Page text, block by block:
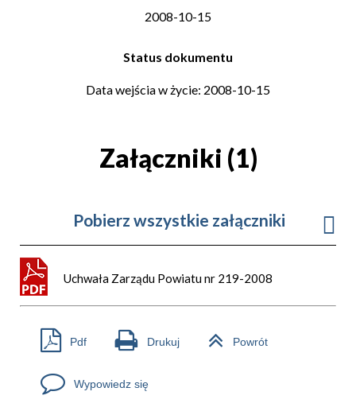
2008-10-15
Status dokumentu
Data wejścia w życie: 2008-10-15
Załączniki (1)
Pobierz wszystkie załączniki
Uchwała Zarządu Powiatu nr 219-2008
Pdf Drukuj Powrót
Wypowiedz się